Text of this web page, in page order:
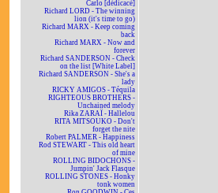
Carlo [dédicacé]
Richard LORD - The winning
lion (it's time to go)
Richard MARX - Keep coming
back
Richard MARX - Now and
forever
Richard SANDERSON - Check
on the list [White Label]
Richard SANDERSON - She's a
lady
RICKY AMIGOS - Téquila
RIGHTEOUS BROTHERS -
Unchained melody
Rika ZARAÏ - Hallelou
RITA MITSOUKO - Don't
forget the nite
Robert PALMER - Happiness
Rod STEWART - This old heart
of mine
ROLLING BIDOCHONS -
Jumpin' Jack Flasque
ROLLING STONES - Honky
tonk women